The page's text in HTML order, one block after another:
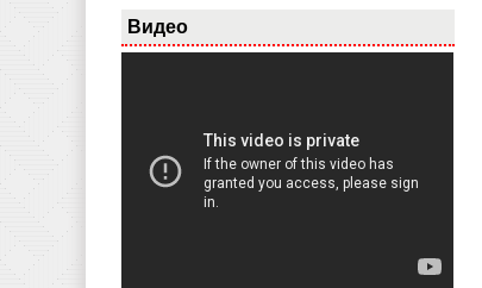
Видео